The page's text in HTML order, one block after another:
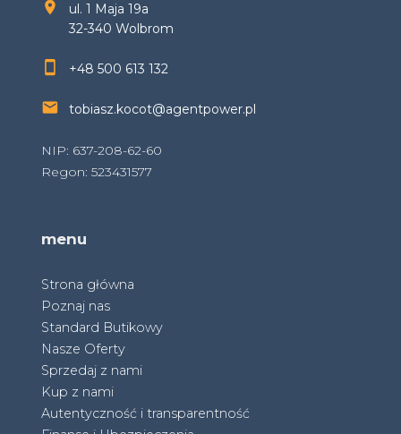
ul. 1 Maja 19a
32-340 Wolbrom
+48 500 613 132
tobiasz.kocot@agentpower.pl
NIP: 637-208-62-60
Regon: 523431577
menu
Strona główna
Poznaj nas
Standard Butikowy
Nasze Oferty
Sprzedaj z nami
Kup z nami
Autentyczność i transparentność